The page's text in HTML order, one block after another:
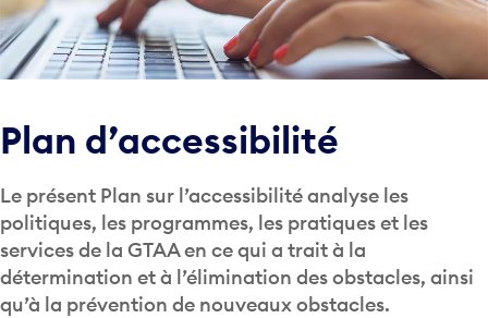
Plan d’accessibilité
Le présent Plan sur l’accessibilité analyse les
politiques, les programmes, les pratiques et les
services de la GTAA en ce qui a trait à la
détermination et à l’élimination des obstacles, ainsi
qu’à la prévention de nouveaux obstacles.